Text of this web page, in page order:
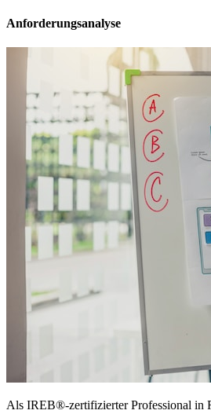
Anforderungsanalyse
Als IREB®-zertifizierter Professional in